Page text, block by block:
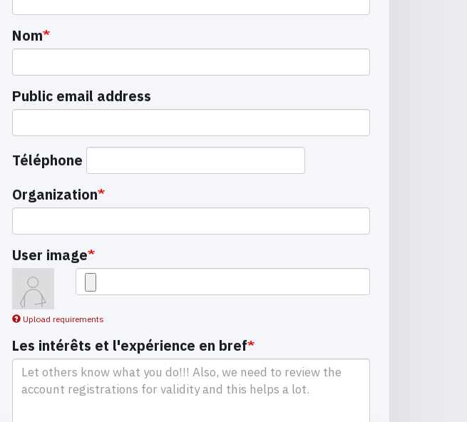
Nom
Public email address
Téléphone
Organization
User image
Upload requirements
Les intérêts et l'expérience en bref